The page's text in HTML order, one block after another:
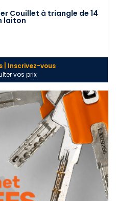
Couillet à triangle de 14
laiton
| Inscrivez-vous
vos prix